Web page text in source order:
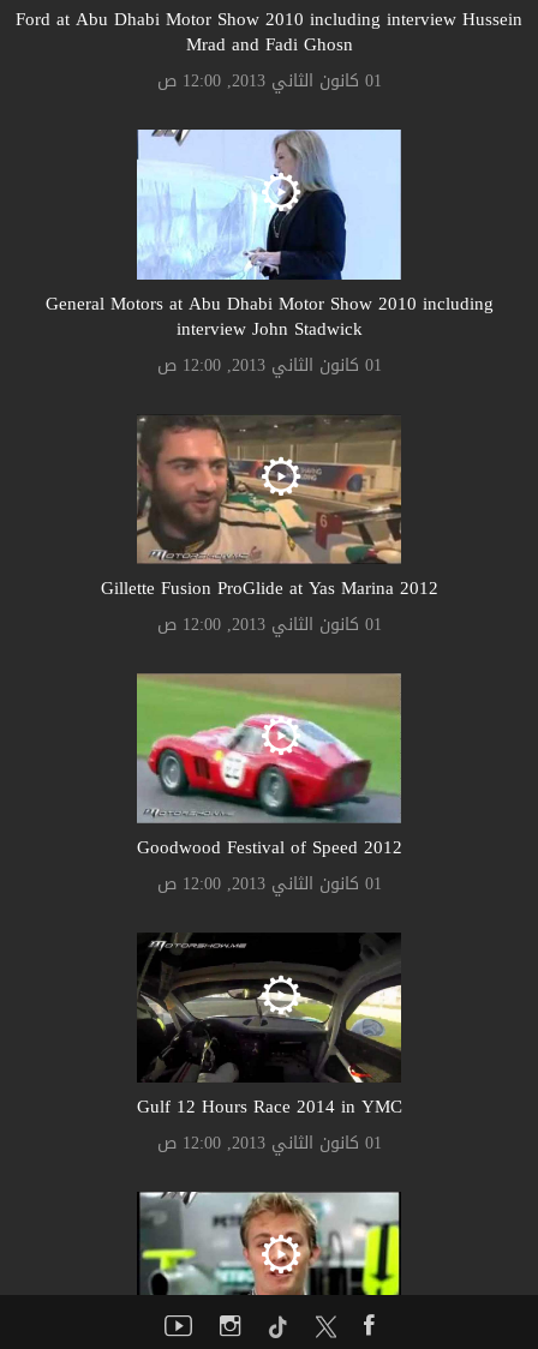
Ford at Abu Dhabi Motor Show 2010 including interview Hussein
Mrad and Fadi Ghosn
01 كانون الثاني 2013, 12:00 ص
General Motors at Abu Dhabi Motor Show 2010 including
interview John Stadwick
01 كانون الثاني 2013, 12:00 ص
Gillette Fusion ProGlide at Yas Marina 2012
01 كانون الثاني 2013, 12:00 ص
Goodwood Festival of Speed 2012
01 كانون الثاني 2013, 12:00 ص
Gulf 12 Hours Race 2014 in YMC
01 كانون الثاني 2013, 12:00 ص